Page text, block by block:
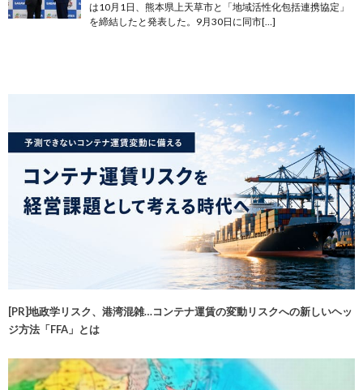
は10月1日、熊本県上天草市と「地域活性化包括連携協定」
を締結したと発表した。9月30日に同市[…]
[PR]地政学リスク、港湾混雑…コンテナ運賃の変動リスクへの新しいヘッ
ジ方法「FFA」とは